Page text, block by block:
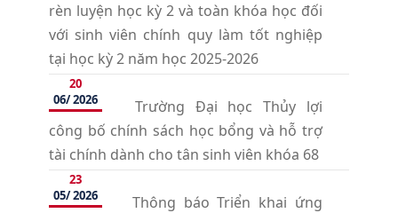
rèn luyện học kỳ 2 và toàn khóa học đối
với sinh viên chính quy làm tốt nghiệp
tại học kỳ 2 năm học 2025-2026
20
06/ 2026
Trường Đại học Thủy lợi
công bố chính sách học bổng và hỗ trợ
tài chính dành cho tân sinh viên khóa 68
23
05/ 2026
Thông báo Triển khai ứng